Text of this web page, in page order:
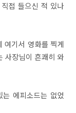
직접 들으신 적 있나
여기서 영화를 찍게
사장님이 흔쾌히 와
는 에피소드는 없었